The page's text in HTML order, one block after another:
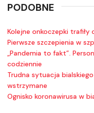
PODOBNE
Kolejne onkoczepki trafiły
Pierwsze szczepienia w
„Pandemia to fakt”.
codziennie
Trudna sytuacja
wstrzymane
Ognisko koronawirusa w